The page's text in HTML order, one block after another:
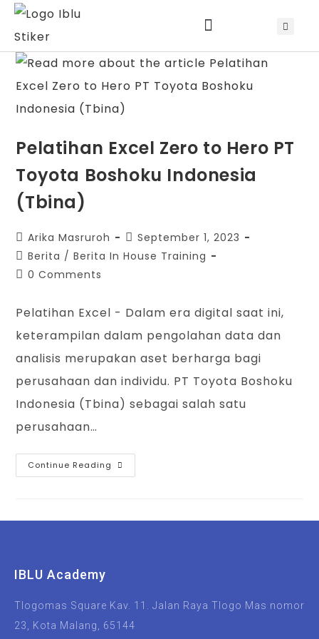
Pelatihan Excel Zero to Hero PT
Toyota Boshoku Indonesia
(Tbina)
Arika Masruroh
September 1, 2023
Berita / Berita In House Training
0 Comments
Pelatihan Excel - Dalam era digital saat ini,
keterampilan dalam pengolahan data dan
analisis merupakan aset berharga bagi
perusahaan dan individu. PT Toyota Boshoku
Indonesia (Tbina) sebagai salah satu
perusahaan…
Continue Reading
IBLU Academy
Tlogomas Square Kav. 11. Jalan Raya Tlogo Mas nomor
23, Kota Malang, 65144